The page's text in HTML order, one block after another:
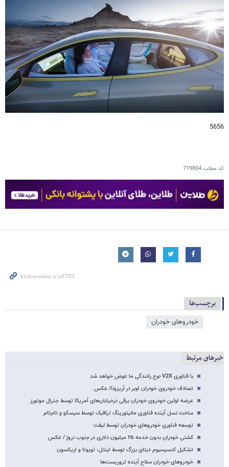
5656
کد مطلب719804
برچسب‌ها
خودروهای خودران
خبرهای مرتبط
با فناوری V2X نوع رانندگی ما عوض خواهد شد
تصادف خودروی خودران اوبر در آریزونا/ عکس
عرضه اولین خودروی خودران برقی درخیابان‌های آمریکا توسط جنرال موتورز
ساخت نسل آینده فناوری مانیتورینگ ترافیک توسط سیسکو و تام‌تام
توسعه فناوری خودروهای خودران توسط لیفت
کشتی خودرانِ بدون خدمه ۲۵ میلیون دلاری در جنوب نروژ / عکس
تشکیل کنسرسیوم دیتای بزرگ توسط اینتل، تویوتا و اریکسون
خودروهای خودران سلاح آینده تروریست‌ها